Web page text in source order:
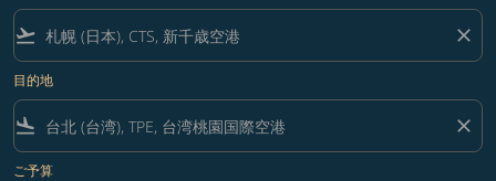
flight_takeoff close
目的地
flight_land close
ご予算